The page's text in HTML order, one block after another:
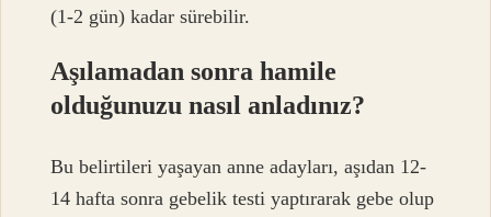
(1-2 gün) kadar sürebilir.
Aşılamadan sonra hamile
olduğunuzu nasıl anladınız?
Bu belirtileri yaşayan anne adayları, aşıdan 12-
14 hafta sonra gebelik testi yaptırarak gebe olup